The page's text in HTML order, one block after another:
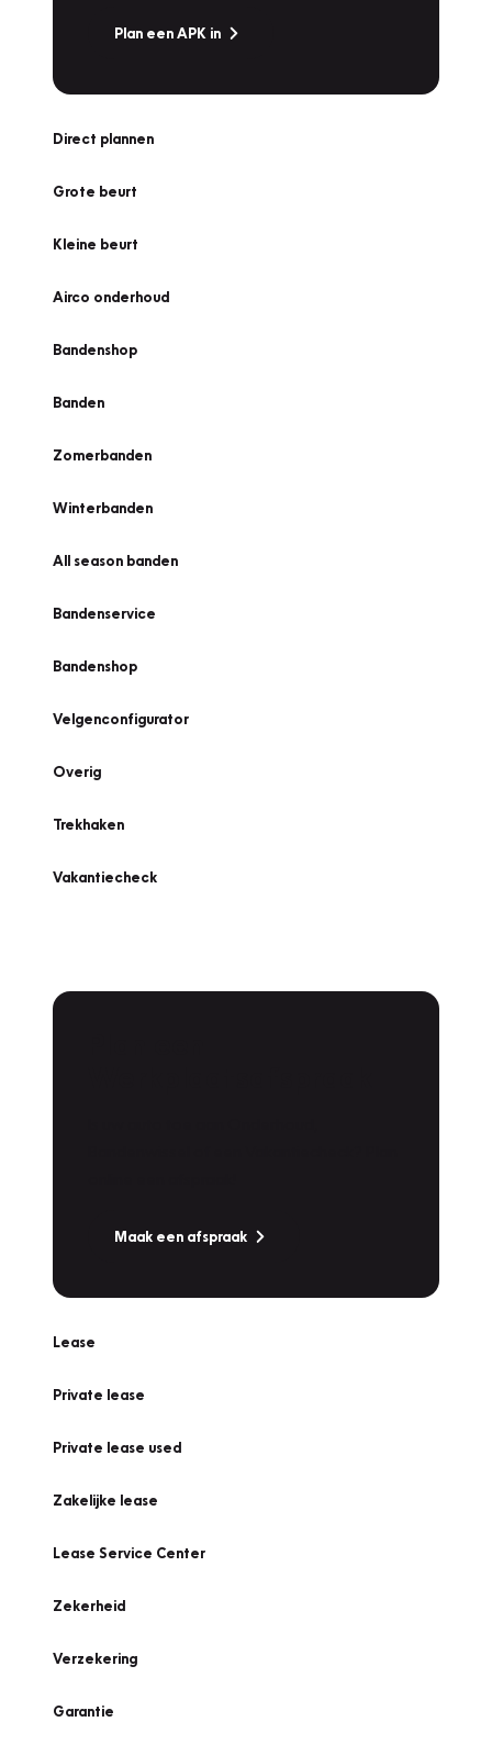
Plan een APK in
Direct plannen
Grote beurt
Kleine beurt
Airco onderhoud
Bandenshop
Banden
Zomerbanden
Winterbanden
All season banden
Bandenservice
Bandenshop
Velgenconfigurator
Overig
Trekhaken
Vakantiecheck
Maak een afspraak
Lease
Private lease
Private lease used
Zakelijke lease
Lease Service Center
Zekerheid
Verzekering
Garantie